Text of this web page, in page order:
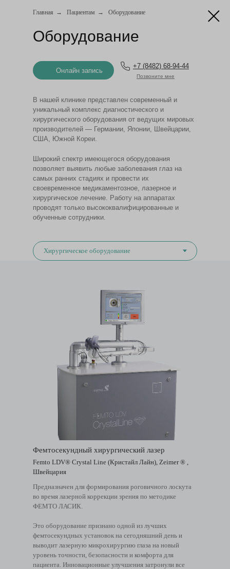
Главная → Пациентам → Оборудование
Оборудование
Онлайн запись
Позвоните мне
+7 (8482) 68-94-44
В нашей клинике представлен современный и
уникальный комплекс диагностического и
хирургического оборудования от ведущих мировых
производителей — Германии, Японии, Швейцарии,
США, Южной Кореи.
Широкий спектр имеющегося оборудования
позволяет выявить любые заболевания глаз на
самых ранних стадиях и провести их
своевременное медикаментозное, лазерное и
хирургическое лечение. Работу на аппаратах
проводят только высококвалифицированные и
обученные сотрудники.
Фемтосекундный хирургический лазер
Femto LDV® Crystal Line (Кристайл Лайн), Zeimer ® ,
Швейцария
Предназначен для формирования роговичного лоскута
во время лазерной коррекции зрения по методике
ФЕМТО ЛАСИК.
Это оборудование признано одной из лучших
фемтосекундных установок на сегодняшний день и
выводит лазерную микрохирургию глаза на новый
уровень точности, безопасности и комфорта для
пациента. Инновационные улучшения затронули все